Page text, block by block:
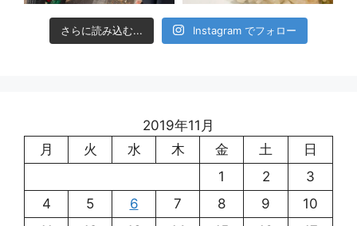
さらに読み込む... Instagram でフォロー
2019年11月
月
火 水 木 金 土
日
1
2
3
4
5 6 7 8 9
10